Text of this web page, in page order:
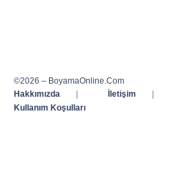
©2026 – BoyamaOnline.Com
Hakkımızda
| İletişim |
Kullanım Koşulları